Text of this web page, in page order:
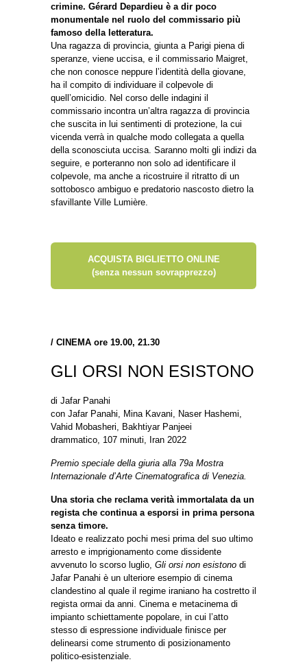
crimine. Gérard Depardieu è a dir poco
monumentale nel ruolo del commissario più
famoso della letteratura.
Una ragazza di provincia, giunta a Parigi piena di
speranze, viene uccisa, e il commissario Maigret,
che non conosce neppure l’identità della giovane,
ha il compito di individuare il colpevole di
quell’omicidio. Nel corso delle indagini il
commissario incontra un’altra ragazza di provincia
che suscita in lui sentimenti di protezione, la cui
vicenda verrà in qualche modo collegata a quella
della sconosciuta uccisa. Saranno molti gli indizi da
seguire, e porteranno non solo ad identificare il
colpevole, ma anche a ricostruire il ritratto di un
sottobosco ambiguo e predatorio nascosto dietro la
sfavillante Ville Lumière.
ACQUISTA BIGLIETTO ONLINE
(senza nessun sovrapprezzo)
/ CINEMA ore 19.00, 21.30
GLI ORSI NON ESISTONO
di Jafar Panahi
con Jafar Panahi, Mina Kavani, Naser Hashemi,
Vahid Mobasheri, Bakhtiyar Panjeei
drammatico, 107 minuti, Iran 2022
Premio speciale della giuria alla 79a Mostra
Internazionale d’Arte Cinematografica di Venezia.
Una storia che reclama verità immortalata da un
regista che continua a esporsi in prima persona
senza timore.
Ideato e realizzato pochi mesi prima del suo ultimo
arresto e imprigionamento come dissidente
avvenuto lo scorso luglio, Gli orsi non esistono di
Jafar Panahi è un ulteriore esempio di cinema
clandestino al quale il regime iraniano ha costretto il
regista ormai da anni. Cinema e metacinema di
impianto schiettamente popolare, in cui l’atto
stesso di espressione individuale finisce per
delinearsi come strumento di posizionamento
politico-esistenziale.